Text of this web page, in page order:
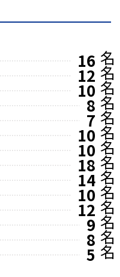
16
12
10
8
7
10
10
18
14
10
12
9
8
5